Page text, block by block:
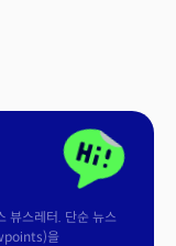
뷰스레터. 단순 뉴스
을